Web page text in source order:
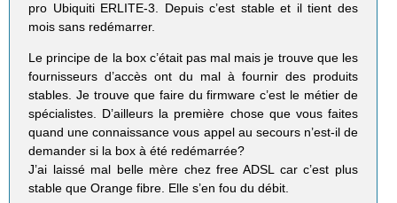
pro Ubiquiti ERLITE-3. Depuis c’est stable et il tient des
mois sans redémarrer.
Le principe de la box c’était pas mal mais je trouve que les
fournisseurs d’accès ont du mal à fournir des produits
stables. Je trouve que faire du firmware c’est le métier de
spécialistes. D’ailleurs la première chose que vous faites
quand une connaissance vous appel au secours n’est-il de
demander si la box à été redémarrée?
J’ai laissé mal belle mère chez free ADSL car c’est plus
stable que Orange fibre. Elle s’en fou du débit.